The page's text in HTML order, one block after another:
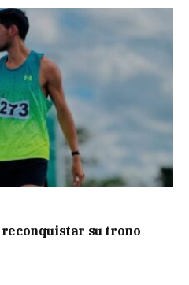
reconquistar su trono